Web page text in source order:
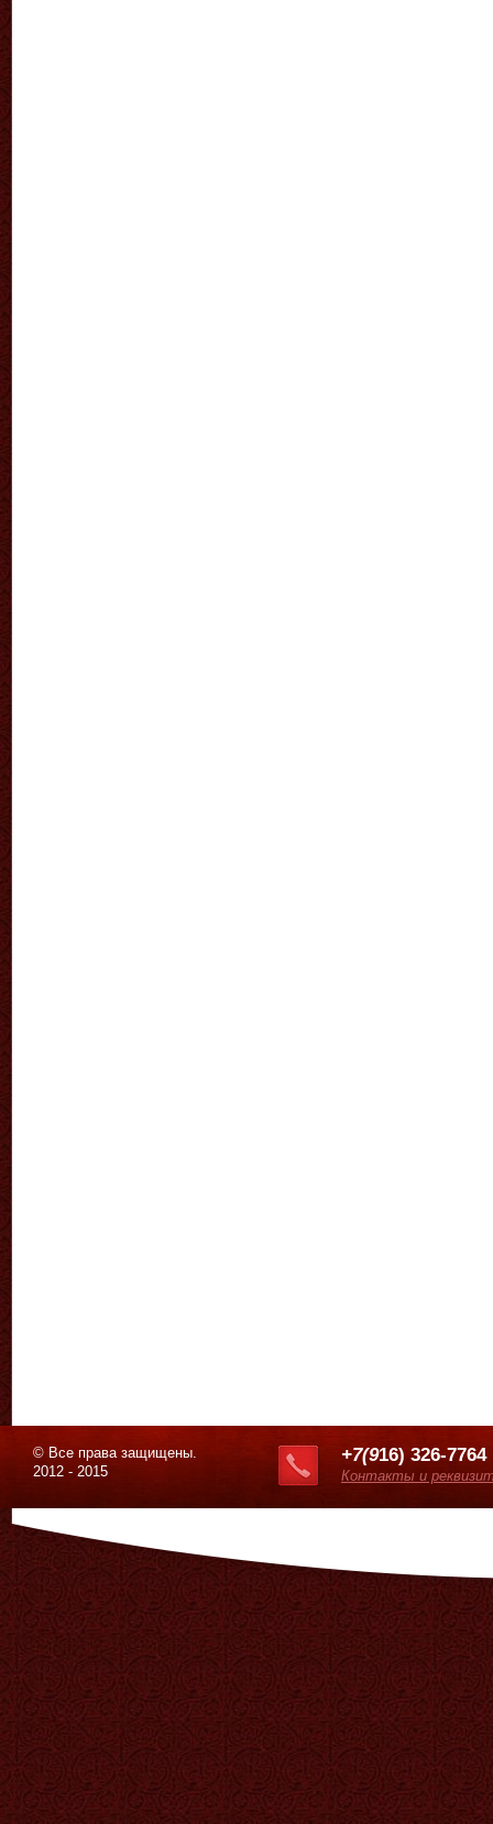
© Все права защищены.
2012 - 2015
+7(916) 326-7764
Контакты и